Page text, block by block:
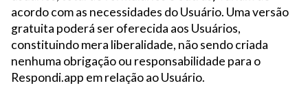
acordo com as necessidades do Usuário. Uma versão
gratuita poderá ser oferecida aos Usuários,
constituindo mera liberalidade, não sendo criada
nenhuma obrigação ou responsabilidade para o
Respondi.app em relação ao Usuário.